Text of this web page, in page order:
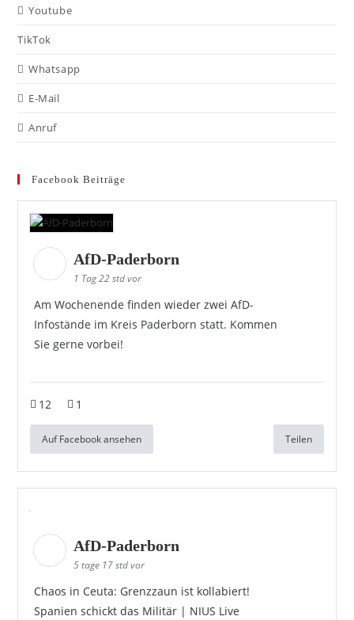
Youtube
TikTok
Whatsapp
E-Mail
Anruf
Facebook Beiträge
AfD-Paderborn
1 Tag 22 std vor
Am Wochenende finden wieder zwei AfD-
Infostände im Kreis Paderborn statt. Kommen
Sie gerne vorbei!
12 1
Auf Facebook ansehen Teilen
AfD-Paderborn
5 tage 17 std vor
Chaos in Ceuta: Grenzzaun ist kollabiert!
Spanien schickt das Militär | NIUS Live